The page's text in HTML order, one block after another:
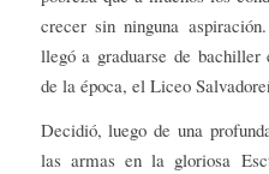
crecer sin ninguna
llegó a graduarse de
de la época, el Liceo
Decidió, luego de una
las armas en la gloriosa